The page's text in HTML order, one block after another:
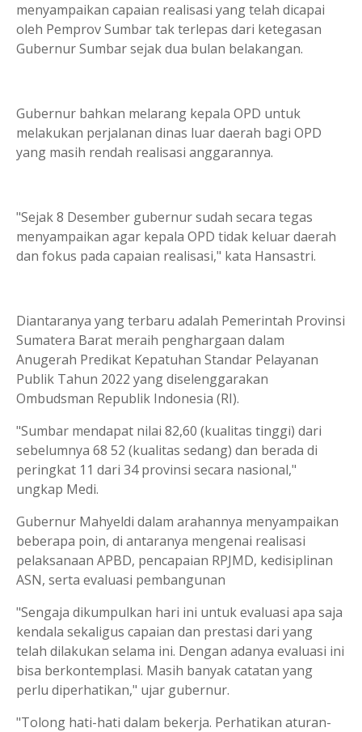
menyampaikan capaian realisasi yang telah dicapai
oleh Pemprov Sumbar tak terlepas dari ketegasan
Gubernur Sumbar sejak dua bulan belakangan.
Gubernur bahkan melarang kepala OPD untuk
melakukan perjalanan dinas luar daerah bagi OPD
yang masih rendah realisasi anggarannya.
"Sejak 8 Desember gubernur sudah secara tegas
menyampaikan agar kepala OPD tidak keluar daerah
dan fokus pada capaian realisasi," kata Hansastri.
Diantaranya yang terbaru adalah Pemerintah Provinsi
Sumatera Barat meraih penghargaan dalam
Anugerah Predikat Kepatuhan Standar Pelayanan
Publik Tahun 2022 yang diselenggarakan
Ombudsman Republik Indonesia (RI).
"Sumbar mendapat nilai 82,60 (kualitas tinggi) dari
sebelumnya 68 52 (kualitas sedang) dan berada di
peringkat 11 dari 34 provinsi secara nasional,"
ungkap Medi.
Gubernur Mahyeldi dalam arahannya menyampaikan
beberapa poin, di antaranya mengenai realisasi
pelaksanaan APBD, pencapaian RPJMD, kedisiplinan
ASN, serta evaluasi pembangunan
"Sengaja dikumpulkan hari ini untuk evaluasi apa saja
kendala sekaligus capaian dan prestasi dari yang
telah dilakukan selama ini. Dengan adanya evaluasi ini
bisa berkontemplasi. Masih banyak catatan yang
perlu diperhatikan," ujar gubernur.
"Tolong hati-hati dalam bekerja. Perhatikan aturan-